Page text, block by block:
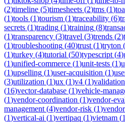
(2)timeline (5)timesheets (2)tms (1)
(1)tools (1)tourism (1)traceability (6)
secrets (1)trading (1)training (8)
(1)transparency (3)travel (3)trends (2)
(1)troubleshooting (40)trust (1)tryton (
(1)turkey (4)tutorial (50)typescript (4)
(1)unified-commerce (1)unit-tests (1)
(1)upselling (1)user-acquisition (1)
(3)utilization (1)ux (1)v4 (1)validation
(16)vector-database (1)vehicle-
(1)vendor-coordination (1)vendor-
management (4)vendor-risk (1)
(1)vertical-ai (1)vertipaq (1)vietnam (1